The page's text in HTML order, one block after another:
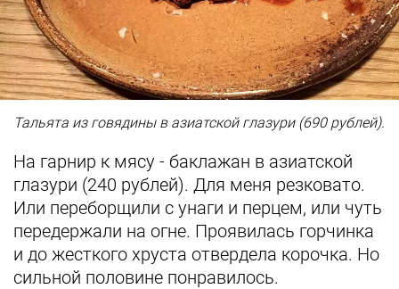
Тальята из говядины в азиатской глазури (690 рублей).
На гарнир к мясу - баклажан в азиатской
глазури (240 рублей). Для меня резковато.
Или переборщили с унаги и перцем, или чуть
передержали на огне. Проявилась горчинка
и до жесткого хруста отвердела корочка. Но
сильной половине понравилось.